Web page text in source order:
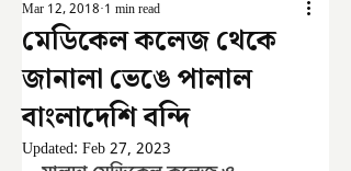
মেডিকেল কলেজ থেকে
জানালা ভেঙে পালাল
বাংলাদেশি বন্দি
Mar 12, 2018 1 min read
Updated: Feb 27, 2023